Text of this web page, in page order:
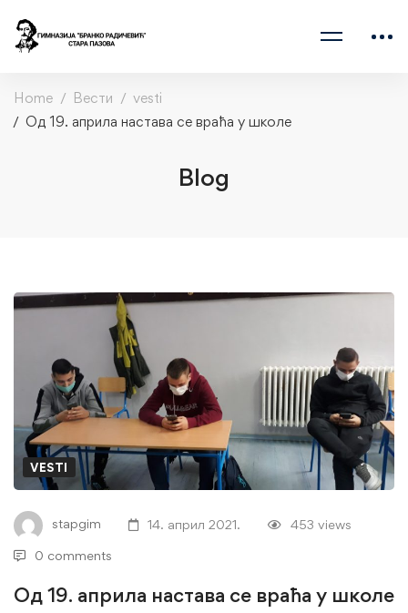
Home Вести
vesti
Од 19. априла настава се враћа у школе
Blog
Од
19.
априла
настава
се
враћа
у
школе
VESTI
stapgim 14. април 2021. 453 views
0 comments
Од 19. априла настава се враћа у школе